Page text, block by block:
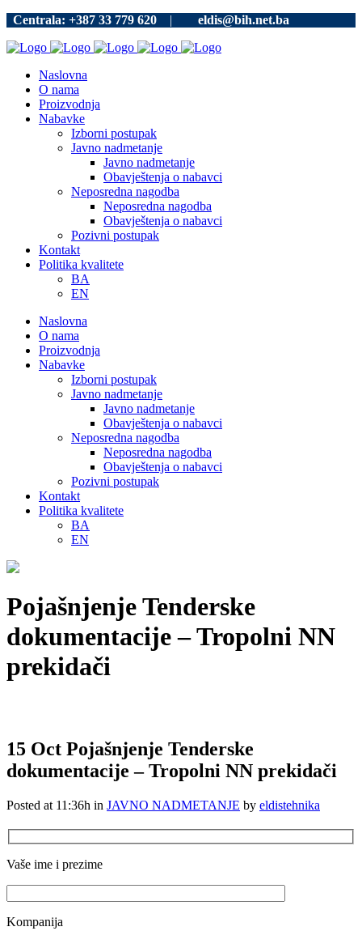
Centrala: +387 33 779 620 | eldis@bih.net.ba
Naslovna
O nama
Proizvodnja
Nabavke
Izborni postupak
Javno nadmetanje
Javno nadmetanje
Obavještenja o nabavci
Neposredna nagodba
Neposredna nagodba
Obavještenja o nabavci
Pozivni postupak
Kontakt
Politika kvalitete
BA
EN
Naslovna
O nama
Proizvodnja
Nabavke
Izborni postupak
Javno nadmetanje
Javno nadmetanje
Obavještenja o nabavci
Neposredna nagodba
Neposredna nagodba
Obavještenja o nabavci
Pozivni postupak
Kontakt
Politika kvalitete
BA
EN
Pojašnjenje Tenderske
dokumentacije – Tropolni NN
prekidači
15 Oct Pojašnjenje Tenderske
dokumentacije – Tropolni NN prekidači
Posted at 11:36h in JAVNO NADMETANJE by eldistehnika
Vaše ime i prezime
Kompanija